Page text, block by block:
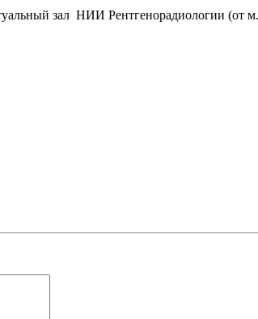
зал НИИ Рентгенорадиологии (от